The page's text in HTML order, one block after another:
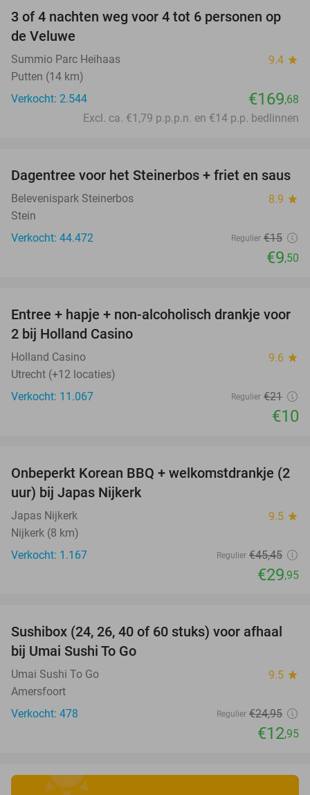
3 of 4 nachten weg voor 4 tot 6 personen op
de Veluwe
Summio Parc Heihaas 9.4 star
Putten (14 km)
Verkocht: 2.544
€169,68
Excl. ca. €1,79 p.p.p.n. en €14 p.p. bedlinnen
37%
Dagentree voor het Steinerbos + friet en saus
Belevenispark Steinerbos 8.9 star
Stein
Verkocht: 44.472
Regulier €15
€9,50
52%
Entree + hapje + non-alcoholisch drankje voor
2 bij Holland Casino
Holland Casino 9.6 star
Utrecht (+12 locaties)
Verkocht: 11.067
Regulier €21
€10
34%
Onbeperkt Korean BBQ + welkomstdrankje (2
uur) bij Japas Nijkerk
Japas Nijkerk 9.5 star
Nijkerk (8 km)
Verkocht: 1.167
Regulier €45,45
€29,95
48%
Sushibox (24, 26, 40 of 60 stuks) voor afhaal
bij Umai Sushi To Go
Umai Sushi To Go 9.5 star
Amersfoort
Verkocht: 478
Regulier €24,95
€12,95